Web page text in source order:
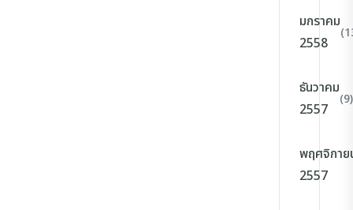
มกราคม
2558
ธันวาคม
2557
(9)
พฤศจิกาย
2557